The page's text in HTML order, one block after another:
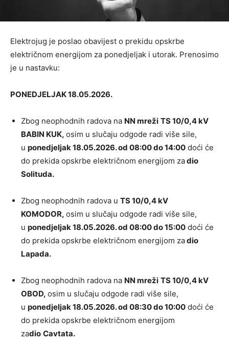
Elektrojug je poslao obavijest o prekidu opskrbe
električnom energijom za ponedjeljak i utorak. Prenosimo
je u nastavku:
PONEDJELJAK 18.05.2026.
Zbog neophodnih radova na NN mreži TS 10/0,4 kV
BABIN KUK, osim u slučaju odgode radi više sile,
u ponedjeljak 18.05.2026. od 08:00 do 14:00 doći će
do prekida opskrbe električnom energijom zadio
Solituda.
Zbog neophodnih radova u TS 10/0,4 kV
KOMODOR, osim u slučaju odgode radi više sile,
u ponedjeljak 18.05.2026. od 08:00 do 15:00 doći će
do prekida opskrbe električnom energijom zadio
Lapada.
Zbog neophodnih radova na NN mreži TS 10/0,4 kV
OBOD, osim u slučaju odgode radi više sile,
u ponedjeljak 18.05.2026. od 08:30 do 10:00 doći će
do prekida opskrbe električnom energijom
zadio Cavtata.